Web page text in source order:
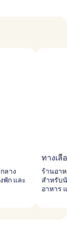
ลาง
พัก และ
ทางเลื
ร้านอา
สำหรับ
อาหาร